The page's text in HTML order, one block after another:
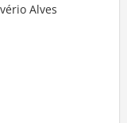
Alves